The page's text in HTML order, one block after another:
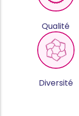
Qualité
Diversité